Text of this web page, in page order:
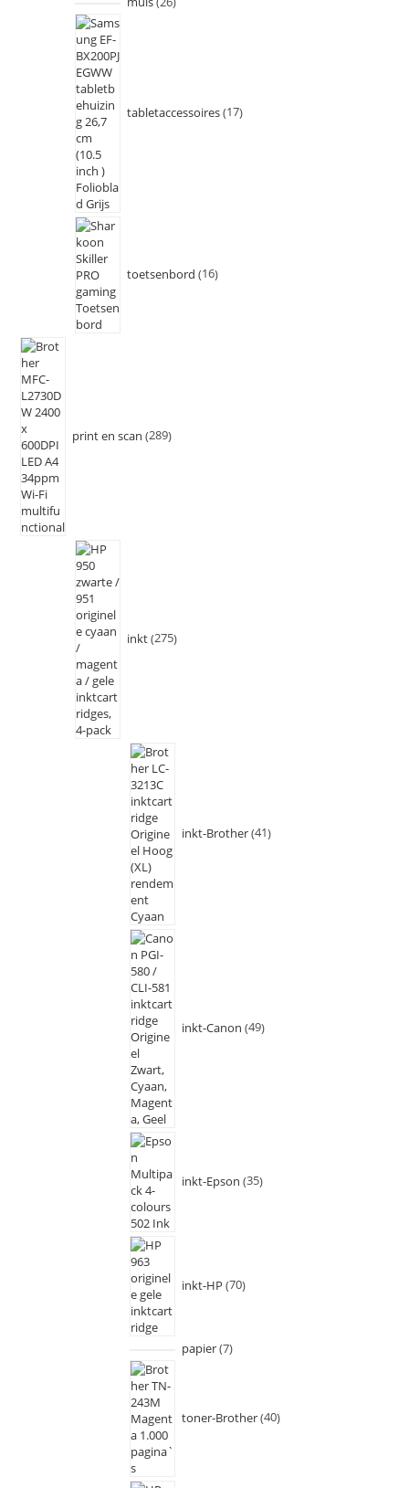
tabletaccessoires 17
toetsenbord 16
print en scan 289
inkt 275
inkt-Brother 41
inkt-Canon 49
inkt-Epson 35
inkt-HP 70
papier 7
toner-Brother 40